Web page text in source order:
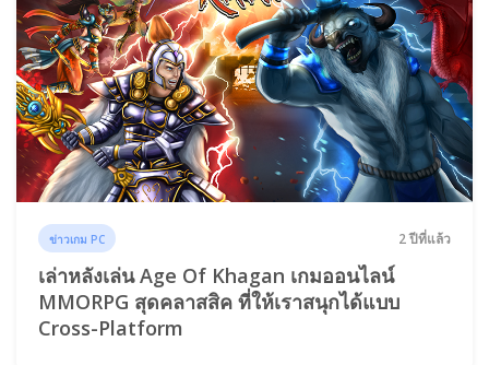
ข่าวเกม PC 2 ปีที่แล้ว
เล่าหลังเล่น Age Of Khagan เกมออนไลน์
MMORPG สุดคลาสสิค ที่ให้เราสนุกได้แบบ
Cross-Platform